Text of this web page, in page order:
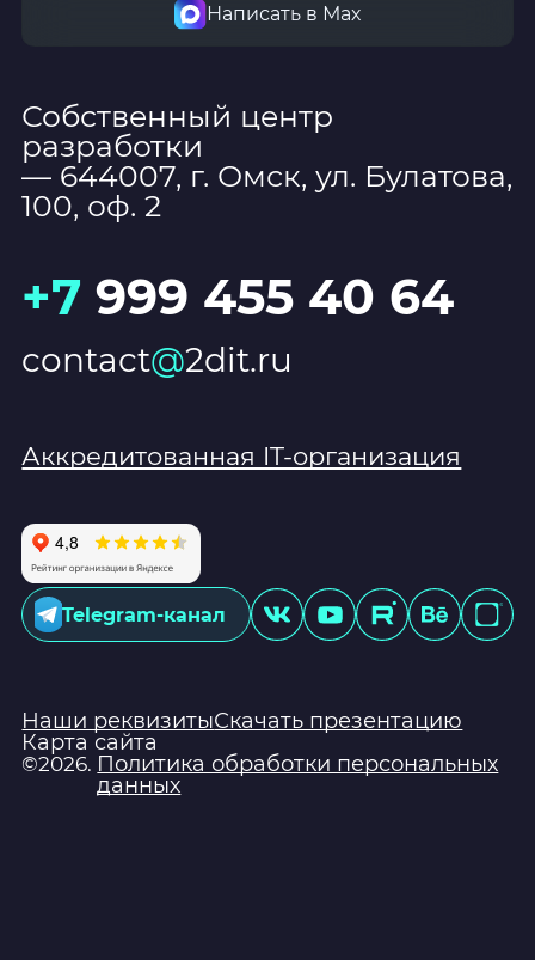
Написать в Мах
Собственный центр
разработки
— 644007, г. Омск, ул. Булатова,
100, оф. 2
+7 999 455 40 64
contact@2dit.ru
Аккредитованная IT-организация
Telegram-канал
Наши реквизитыСкачать презентацию
Карта сайта
©2026. Политика обработки персональных
данных